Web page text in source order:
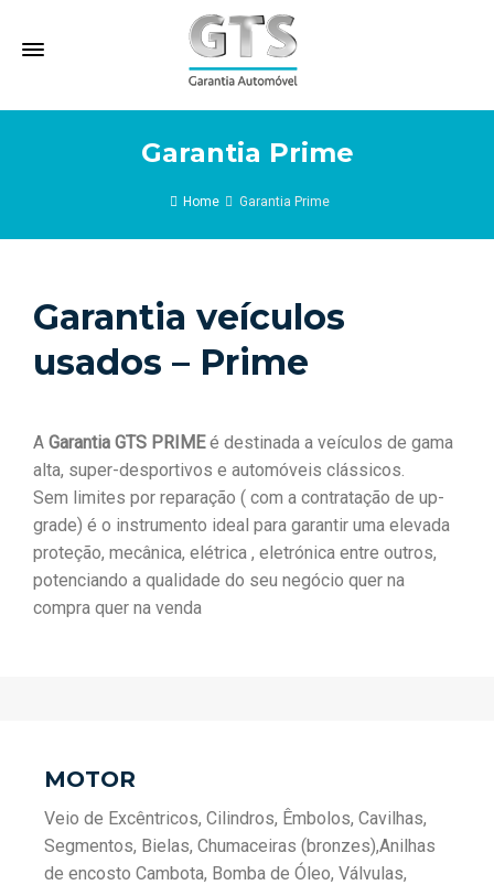
Garantia Prime
Home Garantia Prime
Garantia veículos
usados – Prime
A Garantia GTS PRIMEé destinada a veículos de gama
alta, super-desportivos e automóveis clássicos.
Sem limites por reparação ( com a contratação de up-
grade) é o instrumento ideal para garantir uma elevada
proteção, mecânica, elétrica , eletrónica entre outros,
potenciando a qualidade do seu negócio quer na
compra quer na venda
MOTOR
Veio de Excêntricos, Cilindros, Êmbolos, Cavilhas,
Segmentos, Bielas, Chumaceiras (bronzes),Anilhas
de encosto Cambota, Bomba de Óleo, Válvulas,